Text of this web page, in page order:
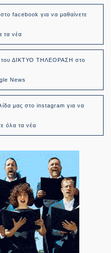
facebook για να μαθαίνετε
τα νέα
του ΔΙΚΤΥΟ ΤΗΛΕΟΡΑΣΗ στο
News
μας στο instagram για να
όλα τα νέα